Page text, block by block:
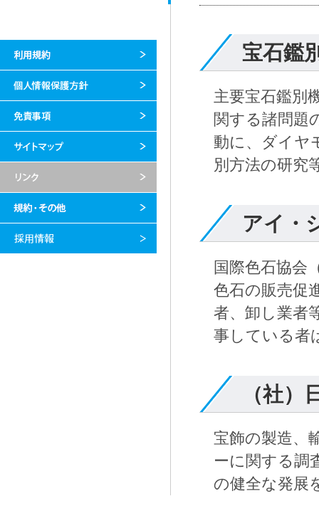
宝石鑑
主要宝石鑑別
関する諸問題
動に、ダイヤ
別方法の研究
アイ・
国際色石協会
色石の販売促
者、卸し業者
事している者
（社
宝飾の製造、
ーに関する調
の健全な発展